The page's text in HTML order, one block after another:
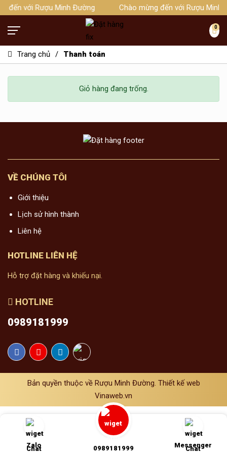
đến với Rượu Minh Đường Chào mừng đến với Rượu Minh
Hotline 0989181999
Rượu Minh Đường 50 năm
Rượu Minh Đường 15 năm
PHỤ KIỆN RƯỢU
GIỚI THIỆU
KIẾN THỨC VỀ RƯỢU
LIÊN HỆ
0
Trang chủ Thanh toán
Giỏ hàng đang trống.
VỀ CHÚNG TÔI
Giới thiệu
Lịch sử hình thành
Liên hệ
HOTLINE LIÊN HỆ
Hỗ trợ đặt hàng và khiếu nại.
HOTLINE
0989181999
Bản quyền thuộc về Rượu Minh Đường. Thiết kế web
Vinaweb.vn
Zalo 0989181999 Messenger